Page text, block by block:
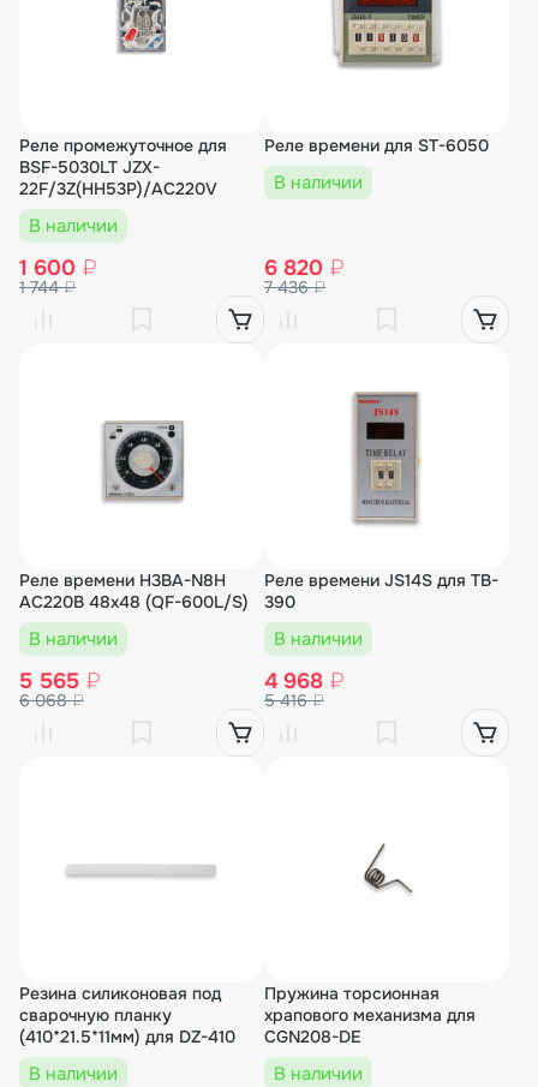
Реле промежуточное для
BSF-5030LT JZX-
22F/3Z(HH53P)/AC220V
В наличии
1 600 ₽
1 744₽
Реле времени для ST-6050
В наличии
6 820 ₽
7 436₽
Реле времени H3BA-N8H
AC220В 48x48 (QF-600L/S)
В наличии
5 565 ₽
6 068₽
Реле времени JS14S для TB-
390
В наличии
4 968 ₽
5 416₽
Резина силиконовая под
сварочную планку
(410*21.5*11мм) для DZ-410
В наличии
Пружина торсионная
храпового механизма для
CGN208-DE
В наличии